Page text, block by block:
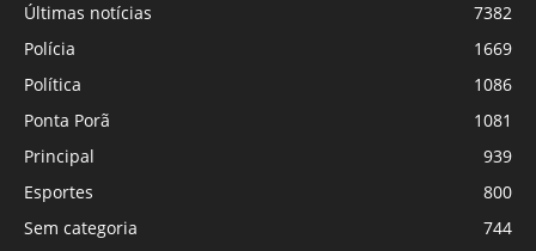
Últimas notícias
7382
Polícia
1669
Política
1086
Ponta Porã
1081
Principal
939
Esportes
800
Sem categoria
744